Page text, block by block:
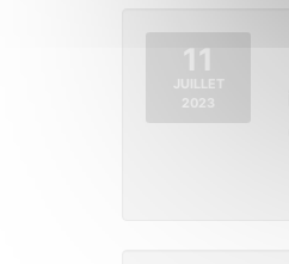
11
JUILLET
2023